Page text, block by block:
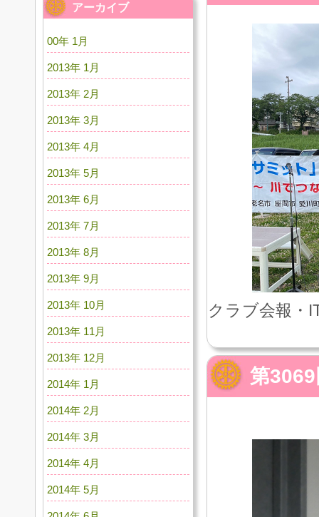
クラブ会報・
第
アーカイブ
00年 1月
2013年 1月
2013年 2月
2013年 3月
2013年 4月
2013年 5月
2013年 6月
2013年 7月
2013年 8月
2013年 9月
2013年 10月
2013年 11月
2013年 12月
2014年 1月
2014年 2月
2014年 3月
2014年 4月
2014年 5月